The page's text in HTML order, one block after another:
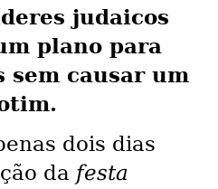
judaicos
plano para
sem causar um
dois dias
da festa